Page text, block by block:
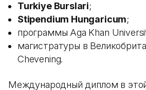
Turkiye Burslari;
Stipendium Hungaricum;
программы Aga Khan
магистратуры в
Chevening.
Международный диплом в